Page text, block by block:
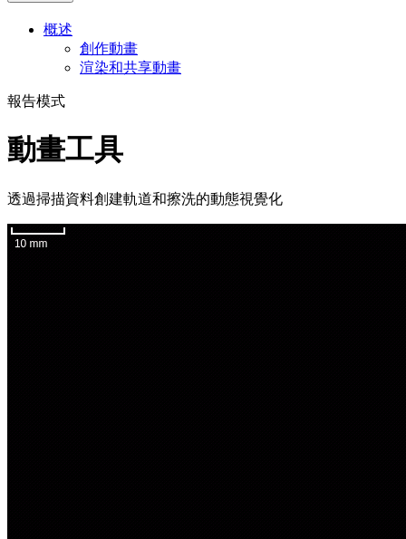
概述
創作動畫
渲染和共享動畫
報告模式
動畫工具
透過掃描資料創建軌道和擦洗的動態視覺化